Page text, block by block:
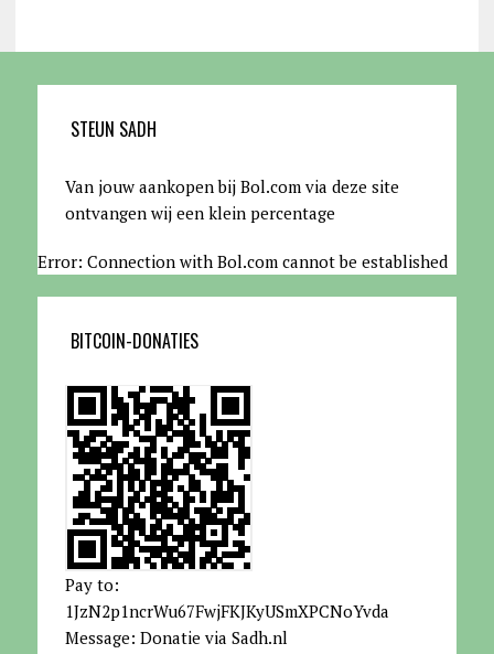
STEUN SADH
Van jouw aankopen bij Bol.com via deze site
ontvangen wij een klein percentage
Error: Connection with Bol.com cannot be established
BITCOIN-DONATIES
Pay to:
1JzN2p1ncrWu67FwjFKJKyUSmXPCNoYvda
Message: Donatie via Sadh.nl